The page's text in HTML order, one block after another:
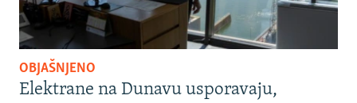
OBJAŠNJENO
Elektrane na Dunavu usporavaju,